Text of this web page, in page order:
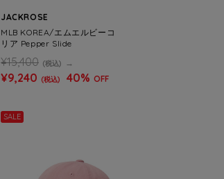
JACKROSE
MLB KOREA/エムエルビーコ
リア Pepper Slide
¥15,400 (税込)
¥9,240 (税込) 40% OFF
SALE